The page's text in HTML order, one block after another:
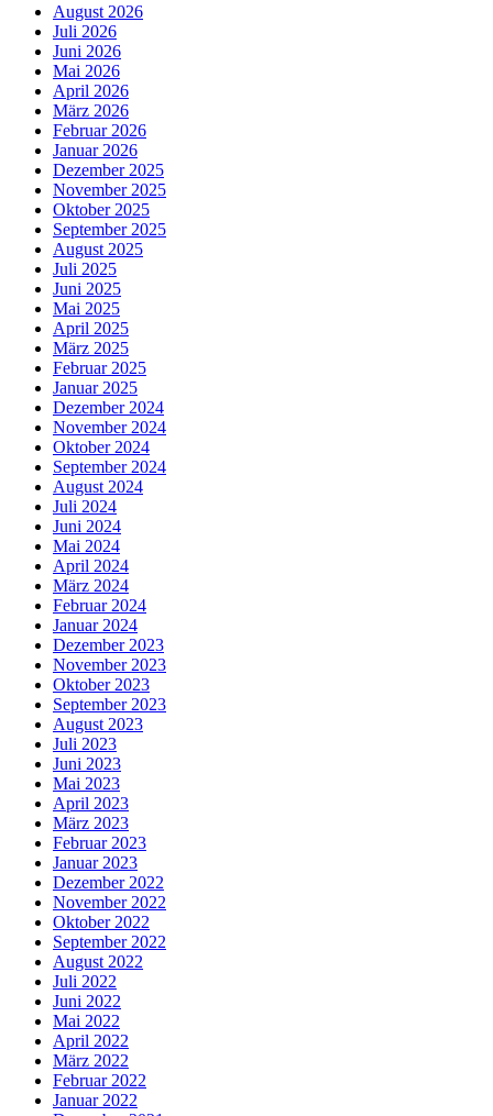
August 2026
Juli 2026
Juni 2026
Mai 2026
April 2026
März 2026
Februar 2026
Januar 2026
Dezember 2025
November 2025
Oktober 2025
September 2025
August 2025
Juli 2025
Juni 2025
Mai 2025
April 2025
März 2025
Februar 2025
Januar 2025
Dezember 2024
November 2024
Oktober 2024
September 2024
August 2024
Juli 2024
Juni 2024
Mai 2024
April 2024
März 2024
Februar 2024
Januar 2024
Dezember 2023
November 2023
Oktober 2023
September 2023
August 2023
Juli 2023
Juni 2023
Mai 2023
April 2023
März 2023
Februar 2023
Januar 2023
Dezember 2022
November 2022
Oktober 2022
September 2022
August 2022
Juli 2022
Juni 2022
Mai 2022
April 2022
März 2022
Februar 2022
Januar 2022